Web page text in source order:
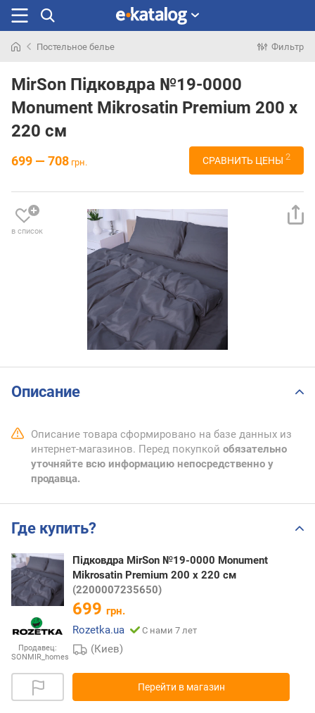
раньше
Постельное белье Фильтр
MirSon Підковдра №19-0000
Monument Mikrosatin Premium 200 x
220 см
699 — 708 грн. СРАВНИТЬ ЦЕНЫ 2
в список
Описание
Описание товара сформировано на базе данных из
интернет-магазинов. Перед покупкой обязательно
уточняйте всю информацию непосредственно у
продавца.
Где купить?
Продавец:
SONMIR_homes
Підковдра MirSon №19-0000 Monument
Mikrosatin Premium 200 x 220 см
(2200007235650)
699 грн.
Rozetka.ua
С нами 7 лет
(Киев)
Перейти в магазин